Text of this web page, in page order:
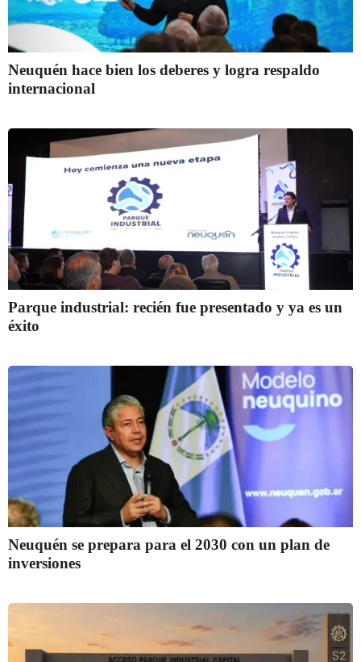
Neuquén hace bien los deberes y logra respaldo
internacional
Parque industrial: recién fue presentado y ya es un
éxito
Neuquén se prepara para el 2030 con un plan de
inversiones